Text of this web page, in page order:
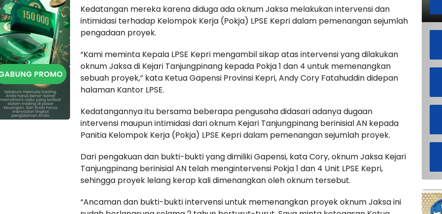
Kedatangan mereka karena diduga ada oknum Jaksa melakukan intervensi dan
intimidasi terhadap Kelompok Kerja (Pokja) LPSE Kepri dalam pemenangan sejumlah
pengadaan proyek.
“Kami meminta Kepala LPSE Kepri mengambil sikap atas intervensi yang dilakukan
oknum Jaksa di Kejari Tanjungpinang kepada Pokja 1 dan 4 untuk memenangkan
sebuah proyek,” kata Ketua Gapensi Provinsi Kepri, Andy Cory Fatahuddin didepan
halaman Kantor LPSE.
Kedatangannya itu bersama beberapa pengusaha didasari adanya dugaan
intervensi maupun intimidasi dari oknum Kejari Tanjungpinang berinisial AN kepada
Panitia Kelompok Kerja (Pokja) LPSE Kepri dalam pemenangan sejumlah proyek.
Dari pengakuan dan bukti-bukti yang dimiliki Gapensi, kata Cory, oknum Jaksa Kejari
Tanjungpinang berinisial AN telah mengintervensi Pokja 1 dan 4 Unit LPSE Kepri,
sehingga proyek lelang kerap kali dimenangkan oleh oknum tersebut.
“Ancaman dan bukti-bukti intervensi untuk memenangkan proyek oknum Jaksa ini